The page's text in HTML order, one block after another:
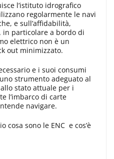
l’istituto idrografico
regolarmente le navi
e sull’affidabilità,
particolare a bordo di
elettrico non è un
out minimizzato.
e i suoi consumi
strumento adeguato al
stato attuale per i
l’imbarco di carte
navigare.
cosa sono le ENC e cos’è